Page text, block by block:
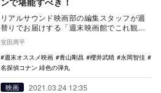
リアルサウンド映画部の編集スタッフが週
替りでお届けする「週末映画館でこれ観よ
う！」。毎週末にオススメ映画・特集上映
をご紹介。今週…
安田周平
週末オススメ映画
青山剛昌 櫻井武晴
永岡智佳
名探偵コナン 緋色の弾丸
映画 2021.03.24 12:35